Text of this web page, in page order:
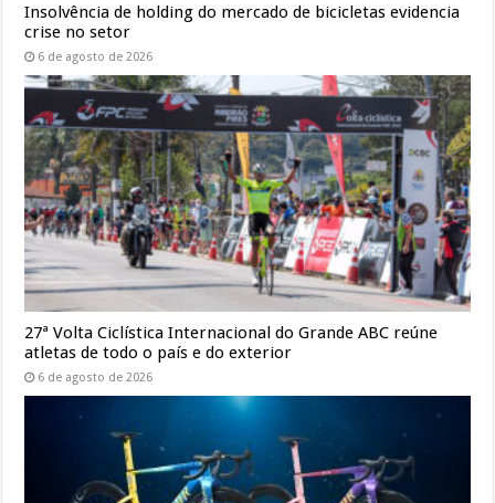
Insolvência de holding do mercado de bicicletas evidencia
crise no setor
6 de agosto de 2026
27ª Volta Ciclística Internacional do Grande ABC reúne
atletas de todo o país e do exterior
6 de agosto de 2026